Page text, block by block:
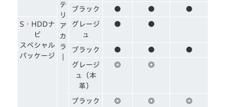
テ
リ
ア
カ
ラ
ブラック ● ● ●
S・HDDナ
ビ
スペシャル
パッケージ
グレージ
ュ
● ●
ブラック ● ● ●
グレージ
ュ（本
革）
◎ ◎
ブラック
◎ ◎ ◎